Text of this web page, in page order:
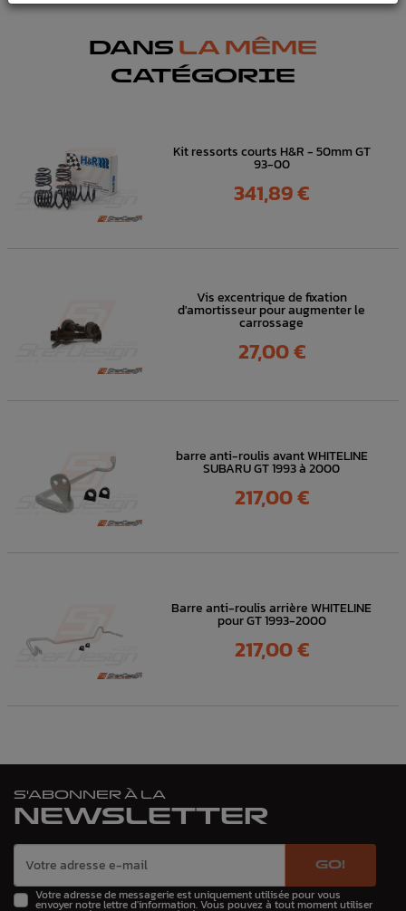
DANS LA MÊME
CATÉGORIE
Kit ressorts courts H&R - 50mm GT
93-00
Prix
341,89 €
Vis excentrique de fixation
d'amortisseur pour augmenter le
carrossage
Prix
27,00 €
barre anti-roulis avant WHITELINE
SUBARU GT 1993 à 2000
Prix
217,00 €
Barre anti-roulis arrière WHITELINE
pour GT 1993-2000
Prix
217,00 €
S'ABONNER À LA
NEWSLETTER
GO!
Votre adresse de messagerie est uniquement utilisée pour vous
envoyer notre lettre d'information. Vous pouvez à tout moment utiliser